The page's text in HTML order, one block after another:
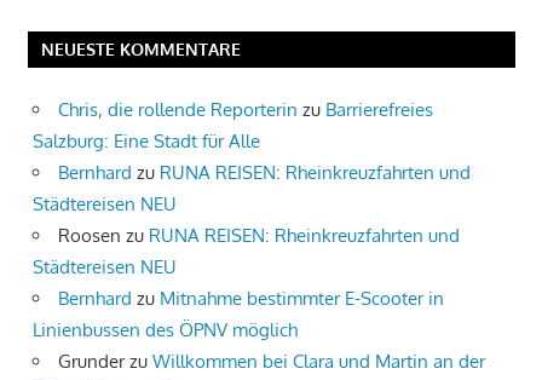
NEUESTE KOMMENTARE
Chris, die rollende Reporterin zu Barrierefreies
Salzburg: Eine Stadt für Alle
Bernhard zu RUNA REISEN: Rheinkreuzfahrten und
Städtereisen NEU
Roosen zu RUNA REISEN: Rheinkreuzfahrten und
Städtereisen NEU
Bernhard zu Mitnahme bestimmter E-Scooter in
Linienbussen des ÖPNV möglich
Grunderzu Willkommen bei Clara und Martin an der